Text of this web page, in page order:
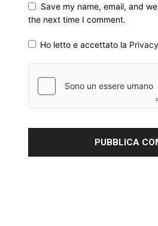
Save my name, email, and
the next time I comment.
Ho letto e accettato la